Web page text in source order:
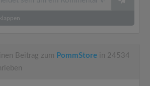
Beitrag zum PommStore in 24534